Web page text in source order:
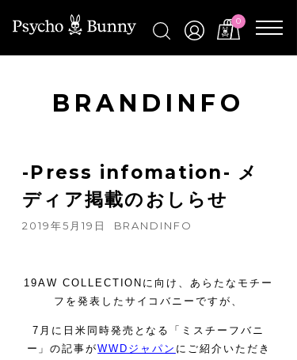
0
BRANDINFO
-Press infomation- メ
ディア掲載のおしらせ
2019年5月19日 BRANDINFO
19AW COLLECTIONに向け、あらたなモチー
フを発表したサイコバニーですが、
7月に日米同時発売となる「ミスチーフバニ
ー」の記事がWWDジャパン にご紹介いただき